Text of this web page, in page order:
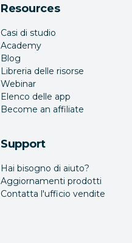
Resources
Casi di studio
Academy
Blog
Libreria delle risorse
Webinar
Elenco delle app
Become an affiliate
Support
Hai bisogno di aiuto?
Aggiornamenti prodotti
Contatta l'ufficio vendite